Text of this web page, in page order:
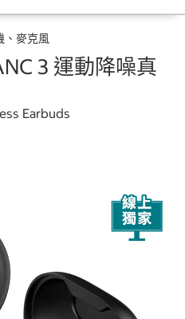
、麥克風
3 運動降噪真
Earbuds